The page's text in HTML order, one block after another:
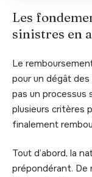
Les
sinistres en
Le
pour un dégât des
pas un processus
plusieurs critères
finalement
Tout d’abord, la
prépondérant. De